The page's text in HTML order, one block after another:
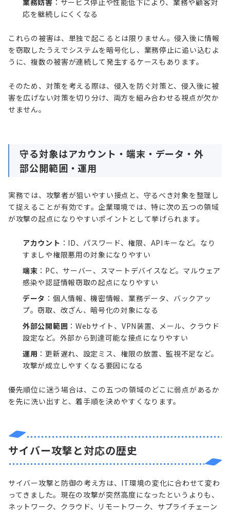
応を継続しにくくなる
これらの被害は、単独で起こるとは限りません。侵入後に情報
を窃取したうえでシステムを暗号化し、業務停止に追い込むよ
うに、複数の被害が連続して発生するケースもあります。
そのため、対策を考える際は、侵入を防ぐ対策と、侵入後に被
害を広げない対策を切り分け、両方を組み合わせる視点が欠か
せません。
守る対象はアカウント・端末・データ・外
部公開範囲・運用
実務では、攻撃者が狙いやすい接点と、守るべき対象を整理し
て捉えることが有効です。企業環境では、特に次の五つの領域
が攻撃の起点になりやすいポイントとして挙げられます。
アカウント ：ID、パスワード、権限、APIキーなど。なり
すましや権限悪用の対象になりやすい
端末 ：PC、サーバー、スマートデバイスなど。マルウェア
感染や認証情報窃取の起点になりやすい
データ ：個人情報、機密情報、業務データ、バックアッ
プ。窃取、改ざん、暗号化の対象になる
外部公開範囲 ：Webサイト、VPN装置、メール、クラウド
設定など。外部から到達可能な接点になりやすい
運用 ：更新遅れ、設定ミス、権限の放置、監視不足など。
攻撃が成立しやすくなる要因になる
優先順位に迷う場合は、この五つの領域のどこに弱点があるか
を先に洗い出すと、着手順を決めやすくなります。
サイバー攻撃と対応の歴史
サイバー攻撃と防御の考え方は、IT環境の変化に合わせて変わ
ってきました。現在の攻撃が突然高度になったというよりも、
ネットワーク、クラウド、リモートワーク、サプライチェーン